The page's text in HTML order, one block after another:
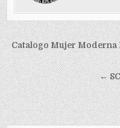
Navegación
de
entradas
Catalogo Mujer
←